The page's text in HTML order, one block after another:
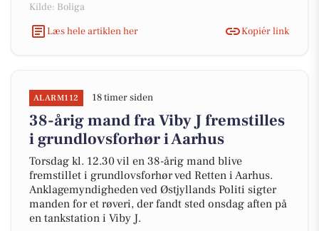
Kilde: Boliga
Læs hele artiklen her
Kopiér link
ALARM112 18 timer siden
38-årig mand fra Viby J fremstilles
i grundlovsforhør i Aarhus
Torsdag kl. 12.30 vil en 38-årig mand blive
fremstillet i grundlovsforhør ved Retten i Aarhus.
Anklagemyndigheden ved Østjyllands Politi sigter
manden for et røveri, der fandt sted onsdag aften på
en tankstation i Viby J.